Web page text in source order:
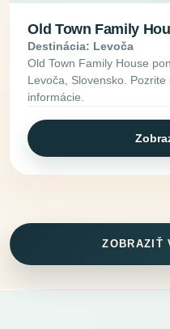
Old Town Family
Destinácia: Levoča
Old Town Family House
Levoča, Slovensko.
informácie.
ZOBRAZIŤ